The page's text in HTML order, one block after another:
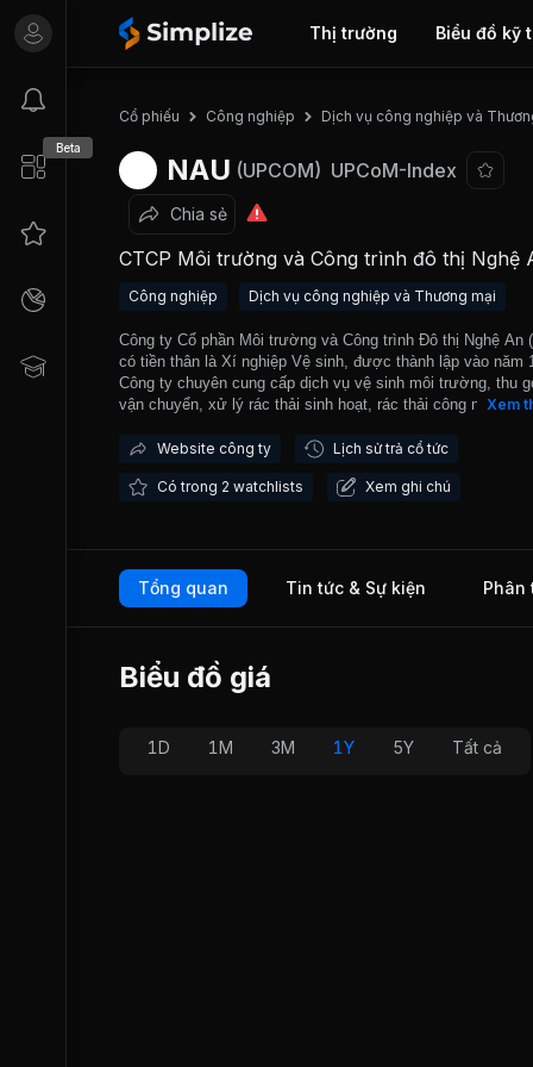
Thị trường Biểu đồ kỹ
Beta
Cổ phiếu Công nghiệp Dịch vụ công nghiệp và
NAU (UPCOM) UPCoM-Index
Chia sẻ
CTCP Môi trường và Công trình đô thị Nghệ
Công nghiệp Dịch vụ công nghiệp và Thương mại
Công ty Cổ phần Môi trường và Công trình Đô thị Nghệ An
có tiền thân là Xí nghiệp Vệ sinh, được thành lập vào năm
Công ty chuyên cung cấp dịch vụ vệ sinh môi trường, thu
vận chuyển, xử lý rác thải sinh hoạt, rác thải công nghiệp,
cây xanh đô thị. NAU chính thức hoạt động theo mô hình
An giao phụ trách cung cấp các dịch vụ công ích trên địa
giao dịch trên thị trường UPCOM từ tháng 06/2018.
Xem
Website công ty Lịch sử trả cổ tức
Có trong 2 watchlists Xem ghi chú
Tổng quan Tin tức & Sự kiện Phân
Biểu đồ giá
1D 1M 3M 1Y 5Y Tất cả